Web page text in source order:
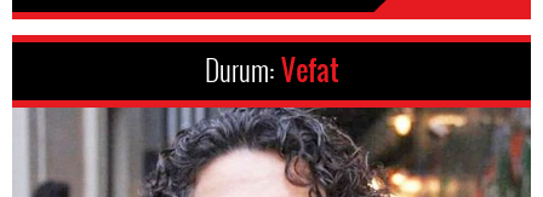
Durum:Vefat